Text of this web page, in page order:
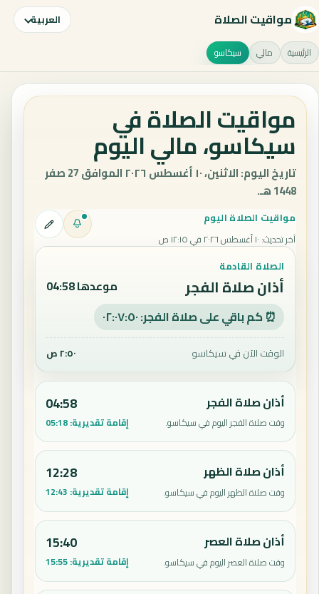
مواقيت الصلاة العربية
الرئيسية مالي سيكاسو
مواقيت الصلاة في
سيكاسو، مالي اليوم
تاريخ اليوم: الاثنين، ١٠ أغسطس ٢٠٢٦ الموافق 27 صفر
1448 هـ.
مواقيت الصلاة اليوم
آخر تحديث: ١٠ أغسطس ٢٠٢٦ في ١٢:١٥ ص
الصلاة القادمة
أذان صلاة الفجر موعدها 04:58
⏰ كم باقي على صلاة الفجر: ٠٢:٠٧:٤٩
الوقت الآن في سيكاسو ٢:٥٠ ص
أذان صلاة الفجر
وقت صلاة الفجر اليوم في سيكاسو.
04:58
إقامة تقديرية:05:18
أذان صلاة الظهر
وقت صلاة الظهر اليوم في سيكاسو.
12:28
إقامة تقديرية: 12:43
أذان صلاة العصر
وقت صلاة العصر اليوم في سيكاسو.
15:40
إقامة تقديرية:15:55